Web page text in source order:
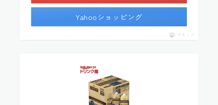
Yahooショッピング
ポチップ